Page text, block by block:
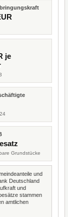
je
Grundstücke
und
Deutschland
und
stammen
amtlichen